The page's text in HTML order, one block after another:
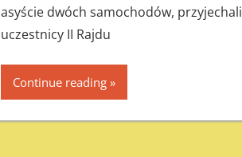
asyście dwóch samochodów, przyjechali
uczestnicy II Rajdu
Continue reading